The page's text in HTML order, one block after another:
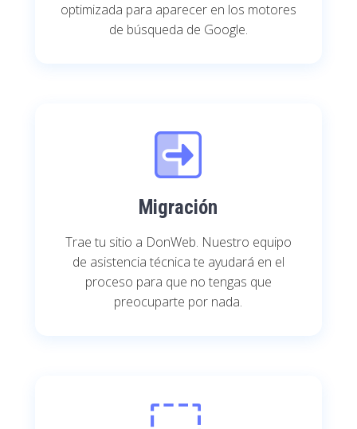
optimizada para aparecer en los motores
de búsqueda de Google.
Migración
Trae tu sitio a DonWeb. Nuestro equipo
de asistencia técnica te ayudará en el
proceso para que no tengas que
preocuparte por nada.